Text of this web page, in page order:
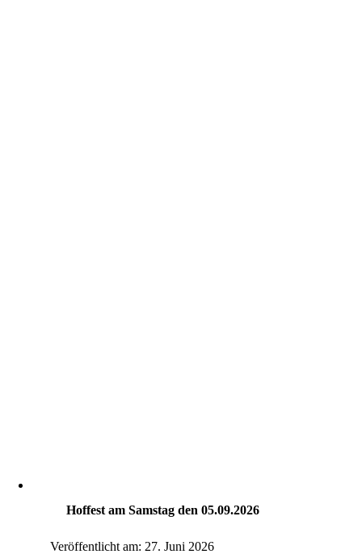
Hoffest am Samstag den 05.09.2026
Veröffentlicht am: 27. Juni 2026